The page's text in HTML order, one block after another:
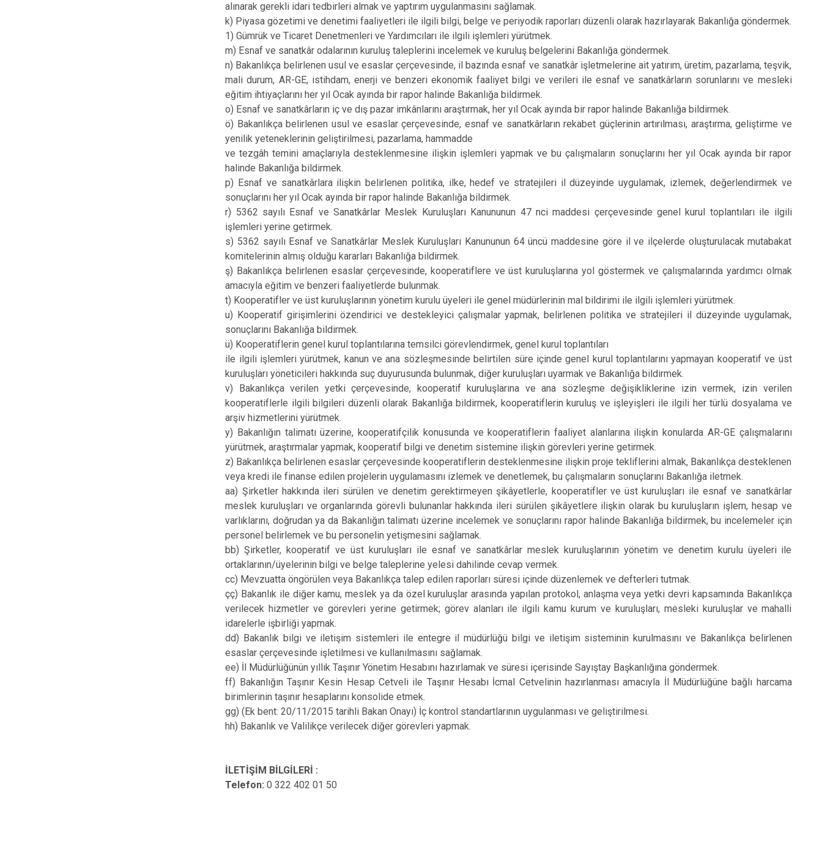
alınarak gerekli idari tedbirleri almak ve yaptırım uygulanmasını sağlamak.
k) Piyasa gözetimi ve denetimi faaliyetleri ile ilgili bilgi, belge ve periyodik raporları düzenli olarak hazırlayarak Bakanlığa göndermek.
1) Gümrük ve Ticaret Denetmenleri ve Yardımcıları ile ilgili işlemleri yürütmek.
m) Esnaf ve sanatkâr odalarının kuruluş taleplerini incelemek ve kuruluş belgelerini Bakanlığa göndermek.
n) Bakanlıkça belirlenen usul ve esaslar çerçevesinde, il bazında esnaf ve sanatkâr işletmelerine ait yatırım, üretim, pazarlama, teşvik,
mali durum, AR-GE, istihdam, enerji ve benzeri ekonomik faaliyet bilgi ve verileri ile esnaf ve sanatkârların sorunlarını ve mesleki
eğitim ihtiyaçlarını her yıl Ocak ayında bir rapor halinde Bakanlığa bildirmek.
o) Esnaf ve sanatkârların iç ve dış pazar imkânlarını araştırmak, her yıl Ocak ayında bir rapor halinde Bakanlığa bildirmek.
ö) Bakanlıkça belirlenen usul ve esaslar çerçevesinde, esnaf ve sanatkârların rekabet güçlerinin artırılması, araştırma, geliştirme ve
yenilik yeteneklerinin geliştirilmesi, pazarlama, hammadde
ve tezgâh temini amaçlarıyla desteklenmesine ilişkin işlemleri yapmak ve bu çalışmaların sonuçlarını her yıl Ocak ayında bir rapor
halinde Bakanlığa bildirmek.
p) Esnaf ve sanatkârlara ilişkin belirlenen politika, ilke, hedef ve stratejileri il düzeyinde uygulamak, izlemek, değerlendirmek ve
sonuçlarını her yıl Ocak ayında bir rapor halinde Bakanlığa bildirmek.
r) 5362 sayılı Esnaf ve Sanatkârlar Meslek Kuruluşları Kanununun 47 nci maddesi çerçevesinde genel kurul toplantıları ile ilgili
işlemleri yerine getirmek.
s) 5362 sayılı Esnaf ve Sanatkârlar Meslek Kuruluşları Kanununun 64 üncü maddesine göre il ve ilçelerde oluşturulacak mutabakat
komitelerinin almış olduğu kararları Bakanlığa bildirmek.
ş) Bakanlıkça belirlenen esaslar çerçevesinde, kooperatiflere ve üst kuruluşlarına yol göstermek ve çalışmalarında yardımcı olmak
amacıyla eğitim ve benzeri faaliyetlerde bulunmak.
t) Kooperatifler ve üst kuruluşlarının yönetim kurulu üyeleri ile genel müdürlerinin mal bildirimi ile ilgili işlemleri yürütmek.
u) Kooperatif girişimlerini özendirici ve destekleyici çalışmalar yapmak, belirlenen politika ve stratejileri il düzeyinde uygulamak,
sonuçlarını Bakanlığa bildirmek.
ü) Kooperatiflerin genel kurul toplantılarına temsilci görevlendirmek, genel kurul toplantıları
ile ilgili işlemleri yürütmek, kanun ve ana sözleşmesinde belirtilen süre içinde genel kurul toplantılarını yapmayan kooperatif ve üst
kuruluşları yöneticileri hakkında suç duyurusunda bulunmak, diğer kuruluşları uyarmak ve Bakanlığa bildirmek.
v) Bakanlıkça verilen yetki çerçevesinde, kooperatif kuruluşlarına ve ana sözleşme değişikliklerine izin vermek, izin verilen
kooperatiflerle ilgili bilgileri düzenli olarak Bakanlığa bildirmek, kooperatiflerin kuruluş ve işleyişleri ile ilgili her türlü dosyalama ve
arşiv hizmetlerini yürütmek.
y) Bakanlığın talimatı üzerine, kooperatifçilik konusunda ve kooperatiflerin faaliyet alanlarına ilişkin konularda AR-GE çalışmalarını
yürütmek, araştırmalar yapmak, kooperatif bilgi ve denetim sistemine ilişkin görevleri yerine getirmek.
z) Bakanlıkça belirlenen esaslar çerçevesinde kooperatiflerin desteklenmesine ilişkin proje tekliflerini almak, Bakanlıkça desteklenen
veya kredi ile finanse edilen projelerin uygulamasını izlemek ve denetlemek, bu çalışmaların sonuçlarını Bakanlığa iletmek.
aa) Şirketler hakkında ileri sürülen ve denetim gerektirmeyen şikâyetlerle, kooperatifler ve üst kuruluşları ile esnaf ve sanatkârlar
meslek kuruluşları ve organlarında görevli bulunanlar hakkında ileri sürülen şikâyetlere ilişkin olarak bu kuruluşların işlem, hesap ve
varlıklarını, doğrudan ya da Bakanlığın talimatı üzerine incelemek ve sonuçlarını rapor halinde Bakanlığa bildirmek, bu incelemeler için
personel belirlemek ve bu personelin yetişmesini sağlamak.
bb) Şirketler, kooperatif ve üst kuruluşları ile esnaf ve sanatkârlar meslek kuruluşlarının yönetim ve denetim kurulu üyeleri ile
ortaklarının/üyelerinin bilgi ve belge taleplerine yelesi dahilinde cevap vermek.
cc) Mevzuatta öngörülen veya Bakanlıkça talep edilen raporları süresi içinde düzenlemek ve defterleri tutmak.
çç) Bakanlık ile diğer kamu, meslek ya da özel kuruluşlar arasında yapılan protokol, anlaşma veya yetki devri kapsamında Bakanlıkça
verilecek hizmetler ve görevleri yerine getirmek; görev alanları ile ilgili kamu kurum ve kuruluşları, mesleki kuruluşlar ve mahalli
idarelerle işbirliği yapmak.
dd) Bakanlık bilgi ve iletişim sistemleri ile entegre il müdürlüğü bilgi ve iletişim sisteminin kurulmasını ve Bakanlıkça belirlenen
esaslar çerçevesinde işletilmesi ve kullanılmasını sağlamak.
ee) İl Müdürlüğünün yıllık Taşınır Yönetim Hesabını hazırlamak ve süresi içerisinde Sayıştay Başkanlığına göndermek.
ff) Bakanlığın Taşınır Kesin Hesap Cetveli ile Taşınır Hesabı İcmal Cetvelinin hazırlanması amacıyla İl Müdürlüğüne bağlı harcama
birimlerinin taşınır hesaplarını konsolide etmek.
gg) (Ek bent: 20/11/2015 tarihli Bakan Onayı) İç kontrol standartlarının uygulanması ve geliştirilmesi.
hh) Bakanlık ve Valilikçe verilecek diğer görevleri yapmak.
İLETİŞİM BİLGİLERİ :
Telefon: 0 322 402 01 50